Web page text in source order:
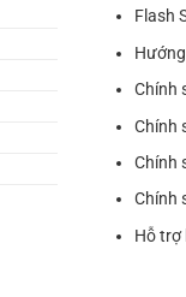
Flash
Chính
Chính
Chính
Chính
Hỗ trợ